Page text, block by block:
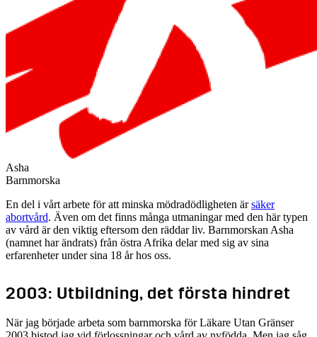
Asha
Barnmorska
En del i vårt arbete för att minska mödradödligheten ärsäker
abortvård. Även om det finns många utmaningar med den här typen
av vård är den viktig eftersom den räddar liv. Barnmorskan Asha
(namnet har ändrats) från östra Afrika delar med sig av sina
erfarenheter under sina 18 år hos oss.
2003: Utbildning, det första hindret
När jag började arbeta som barnmorska för Läkare Utan Gränser